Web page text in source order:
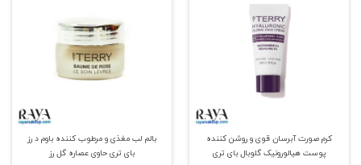
کرم صورت آبرسان قوی و روشن کننده
پوست هیالورونیک گلوبال بای تری
بالم لب مغذی و مرطوب کننده باوم د رز
بای تری حاوی عصاره گل رز